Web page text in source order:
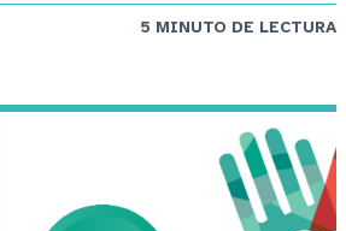
5 MINUTO DE LECTURA